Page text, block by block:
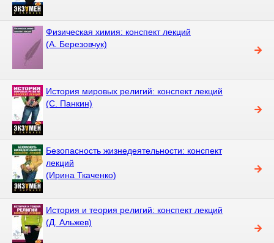
Физическая химия: конспект лекций
(А. Березовчук)
История мировых религий: конспект лекций
(С. Панкин)
Безопасность жизнедеятельности: конспект
лекций
(Ирина Ткаченко)
История и теория религий: конспект лекций
(Д. Альжев)